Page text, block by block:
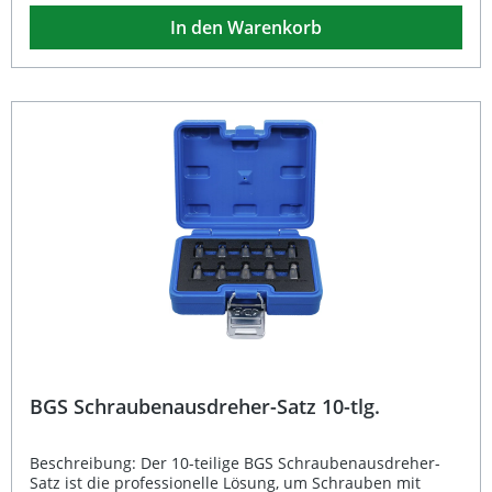
verwenden, was ein effizientes und sicheres Arbeiten
ermöglicht. Die unterschiedlichen Größen (1–6) decken
eine Vielzahl typischer Schraubendurchmesser ab und
machen den Satz vielseitig einsetzbar – ideal für
Chrom-Vanadium-Stahl für lange Lebensdauer Sechs
verschiedene Größen (1–6) für vielfältige Anwendungen
Einfaches Ausdrehen abgebrochener Schrauben Vierkant-
Antrieb für präzisen Halt im Werkzeughalter
Unentbehrlich für Werkstatt, Handwerk und
Schraubenausdreher-Satz, 6-teilig
In den Warenkorb
BGS Schraubenausdreher-Satz 10-tlg.
Beschreibung: Der 10-teilige BGS Schraubenausdreher-
Satz ist die professionelle Lösung, um Schrauben mit